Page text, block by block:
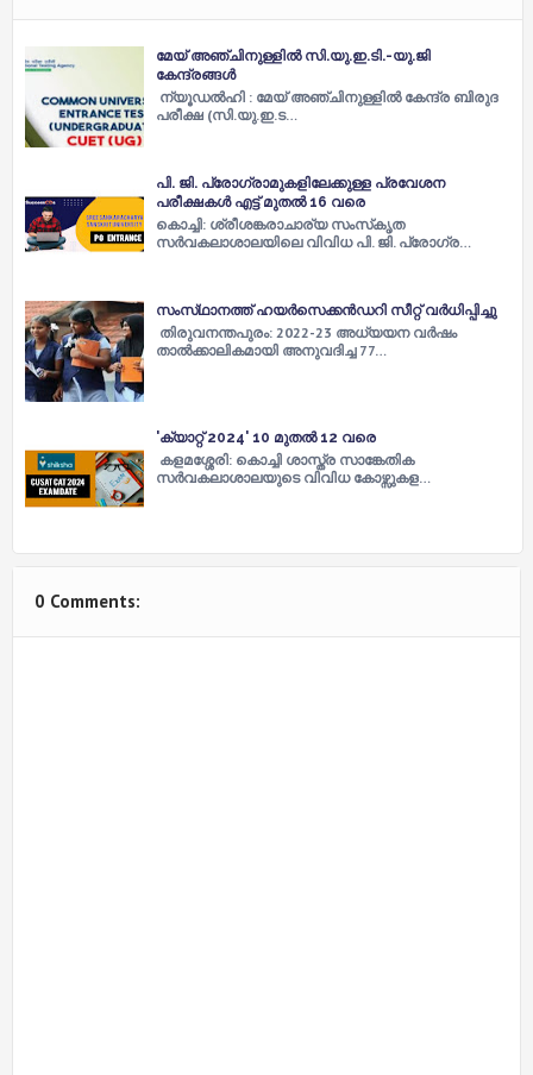
മേയ് അഞ്ചിനുള്ളില്‍ സി.യു.ഇ.ടി.-യു.ജി
കേന്ദ്രങ്ങള്‍
ന്യൂഡല്‍ഹി : മേയ് അഞ്ചിനുള്ളില്‍ കേന്ദ്ര ബിരുദ
പരീക്ഷ (സി.യു.ഇ.ട…
പി. ജി. പ്രോഗ്രാമുകളിലേക്കുള്ള പ്രവേശന
പരീക്ഷകള്‍ എട്ട്‌ മുതല്‍ 16 വരെ
കൊച്ചി: ശ്രീശങ്കരാചാര്യ സംസ്‌കൃത
സര്‍വകലാശാലയിലെ വിവിധ പി. ജി. പ്രോഗ്ര…
സംസ്‌ഥാനത്ത് ഹയർസെക്കൻഡറി സീറ്റ് വർധിപ്പിച്ചു
തിരുവനന്തപുരം: 2022-23 അധ്യയന വർഷം
താല്‍ക്കാലികമായി അനുവദിച്ച 77…
'ക്യാറ്റ് 2024' 10 മുതൽ 12 വരെ
കളമശ്ശേരി: കൊച്ചി ശാസ്ത്ര സാങ്കേതിക
സർവകലാശാലയുടെ വിവിധ കോഴ്സുകള…
0 Comments: